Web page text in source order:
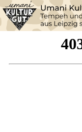
Zum
Inhalt
springen